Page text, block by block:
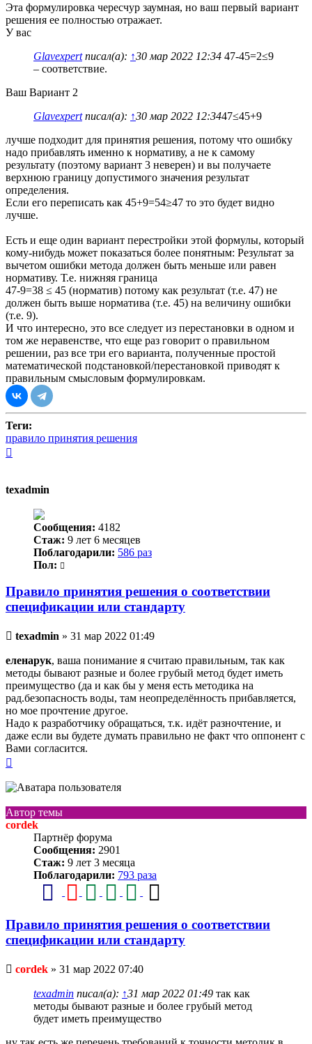
Эта формулировка чересчур заумная, но ваш первый вариант
решения ее полностью отражает.
У вас
Glavexpertписал(а): ↑30 мар 2022 12:34 47-45=2≤9
– соответствие.
Ваш Вариант 2
Glavexpertписал(а): ↑30 мар 2022 12:3447≤45+9
лучше подходит для принятия решения, потому что ошибку
надо прибавлять именно к нормативу, а не к самому
результату (поэтому вариант 3 неверен) и вы получаете
верхнюю границу допустимого значения результат
определения.
Если его переписать как 45+9=54≥47 то это будет видно
лучше.
Есть и еще один вариант перестройки этой формулы, который
кому-нибудь может показаться более понятным: Результат за
вычетом ошибки метода должен быть меньше или равен
нормативу. Т.е. нижняя граница
47-9=38 ≤ 45 (норматив) потому как результат (т.е. 47) не
должен быть выше норматива (т.е. 45) на величину ошибки
(т.е. 9).
И что интересно, это все следует из перестановки в одном и
том же неравенстве, что еще раз говорит о правильном
решении, раз все три его варианта, полученные простой
математической подстановкой/перестановкой приводят к
правильным смысловым формулировкам.
Теги:
правило принятия решения
texadmin
Сообщения: 4182
Стаж: 9 лет 6 месяцев
Поблагодарили: 586 раз
Пол:
Правило принятия решения о соответствии
спецификации или стандарту
Непрочитанное
texadmin » 31 мар 2022 01:49
еленарук, ваша понимание я считаю правильным, так как
методы бывают разные и более грубый метод будет иметь
преимущество (да и как бы у меня есть методика на
рад.безопасность воды, там неопределённость прибавляется,
но мое прочтение другое.
Надо к разработчику обращаться, т.к. идёт разночтение, и
даже если вы будете думать правильно не факт что оппонент с
Вами согласится.
началу
Автор темы
cordek
Партнёр форума
Сообщения: 2901
Стаж: 9 лет 3 месяца
Поблагодарили: 793 раза
Правило принятия решения о соответствии
спецификации или стандарту
Непрочитанное
cordek » 31 мар 2022 07:40
texadmin писал(а): ↑31 мар 2022 01:49 так как
методы бывают разные и более грубый метод
будет иметь преимущество